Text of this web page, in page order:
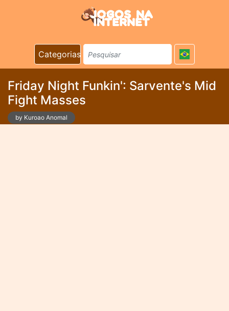
Categorias
Friday Night Funkin': Sarvente's Mid
Fight Masses
by Kuroao Anomal